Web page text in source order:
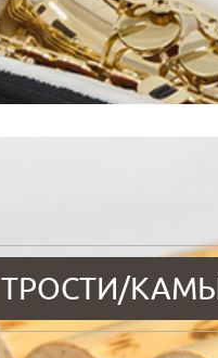
ТРОСТИ/